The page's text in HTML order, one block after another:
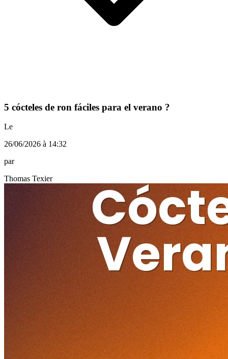
5 cócteles de ron fáciles para el verano ?
Le
26/06/2026 à 14:32
par
Thomas Texier